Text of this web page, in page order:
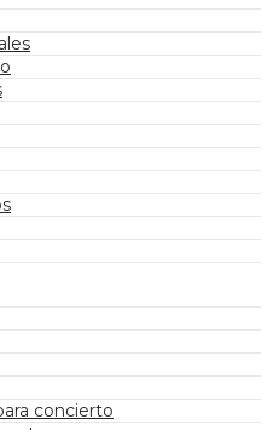
concierto